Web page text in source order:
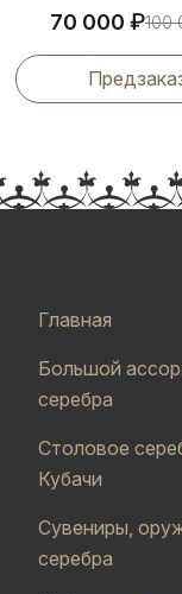
70 000 ₽100
Главная
Большой
серебра
Столовое
Кубачи
Сувениры,
серебра